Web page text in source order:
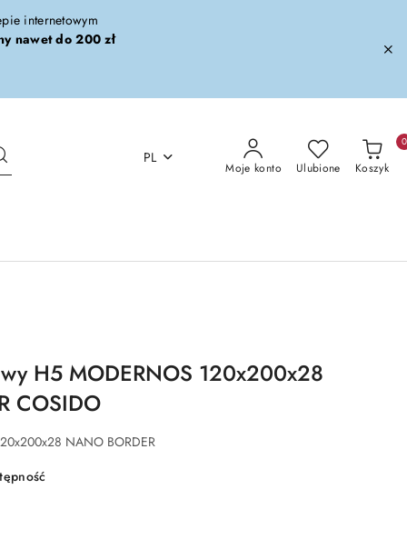
internetowym
nawet do 200 zł
PL
Moje konto Ulubione Koszyk
0
H5 MODERNOS 120x200x28
COSIDO
NANO BORDER